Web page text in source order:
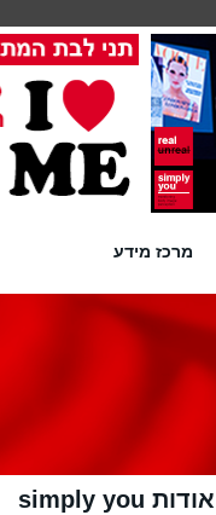
מרכז מידע
אודות simply you